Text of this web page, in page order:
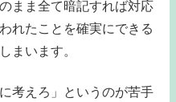
まま全て暗記すれば対応
れたことを確実にできる
まいます。
考えろ」というのが苦手